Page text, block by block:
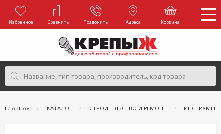
Избранное Сравнить Позвонить Адреса Корзина
ГЛАВНАЯ КАТАЛОГ СТРОИТЕЛЬСТВО И РЕМОНТ